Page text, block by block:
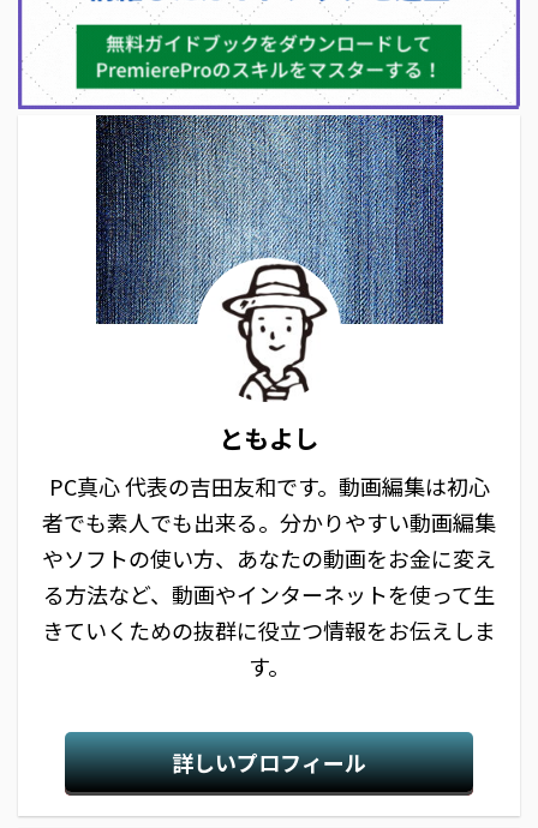
ともよし
PC真心 代表の吉田友和です。動画編集は初心
者でも素人でも出来る。分かりやすい動画編集
やソフトの使い方、あなたの動画をお金に変え
る方法など、動画やインターネットを使って生
きていくための抜群に役立つ情報をお伝えしま
す。
詳しいプロフィール